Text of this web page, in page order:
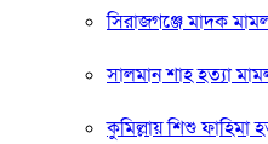
সিরাজগঞ্জে মাদক
সালমান শাহ হত্যা
কুমিল্লায় শিশু ফাহিমা